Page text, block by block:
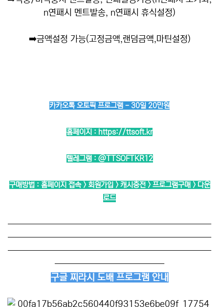
n연패시 멘트발송, n연패시 휴식설정)
➡️금액설정 가능(고정금액,랜덤금액,마틴설정)
카카오톡 오토픽 프로그램 - 30일 20만원
홈페이지 : https://ttsoft.kr
텔레그램 : @TTSOFTKR12
구매방법 : 홈페이지 접속 > 회원가입 > 캐시충전 > 프로그램구매 > 다운
로드
──────────────────────────
──────────────────────────
──────────────────────────
──────────────
구글 찌라시 도배 프로그램 안내